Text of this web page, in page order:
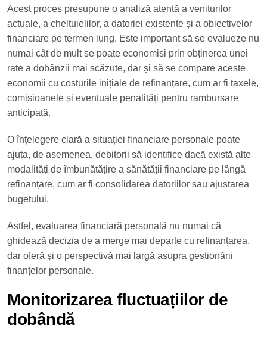
Acest proces presupune o analiză atentă a veniturilor
actuale, a cheltuielilor, a datoriei existente și a obiectivelor
financiare pe termen lung. Este important să se evalueze nu
numai cât de mult se poate economisi prin obținerea unei
rate a dobânzii mai scăzute, dar și să se compare aceste
economii cu costurile inițiale de refinanțare, cum ar fi taxele,
comisioanele și eventuale penalități pentru rambursare
anticipată.
O înțelegere clară a situației financiare personale poate
ajuta, de asemenea, debitorii să identifice dacă există alte
modalități de îmbunătățire a sănătății financiare pe lângă
refinanțare, cum ar fi consolidarea datoriilor sau ajustarea
bugetului.
Astfel, evaluarea financiară personală nu numai că
ghidează decizia de a merge mai departe cu refinanțarea,
dar oferă și o perspectivă mai largă asupra gestionării
finanțelor personale.
Monitorizarea fluctuațiilor de
dobândă